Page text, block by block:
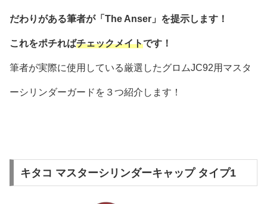
だわりがある筆者が「The Anser」を提示します！
これをポチればチェックメイトです！
筆者が実際に使用している厳選したグロムJC92用マスタ
ーシリンダーガードを３つ紹介します！
キタコ マスターシリンダーキャップ タイプ1